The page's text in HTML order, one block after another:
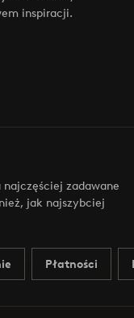
inspiracji.
najczęściej zadawane
jak najszybciej
Płatności